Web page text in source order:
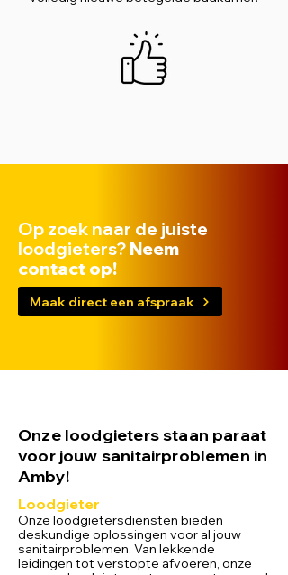
Op zoek naar de juiste
loodgieters? Neem
contact op!
Maak direct een afspraak
Onze loodgieters staan paraat
voor jouw sanitairproblemen in
Amby!
Loodgieter
Onze loodgietersdiensten bieden
deskundige oplossingen voor al jouw
sanitairproblemen. Van lekkende
leidingen tot verstopte afvoeren, onze